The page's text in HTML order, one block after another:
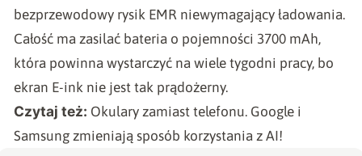
bezprzewodowy rysik EMR niewymagający ładowania.
Całość ma zasilać bateria o pojemności 3700 mAh,
która powinna wystarczyć na wiele tygodni pracy, bo
ekran E-ink nie jest tak prądożerny.
Czytaj też: Okulary zamiast telefonu. Google i
Samsung zmieniają sposób korzystania z AI!